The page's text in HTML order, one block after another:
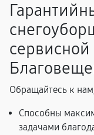
сервисной
Обращайтесь к
Способны
задачами